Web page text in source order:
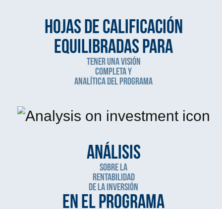
Hojas de calificación
equilibradas para
tener una visión
completa y
analítica del programa
Análisis
sobre la
rentabilidad
de la inversión
en el programa